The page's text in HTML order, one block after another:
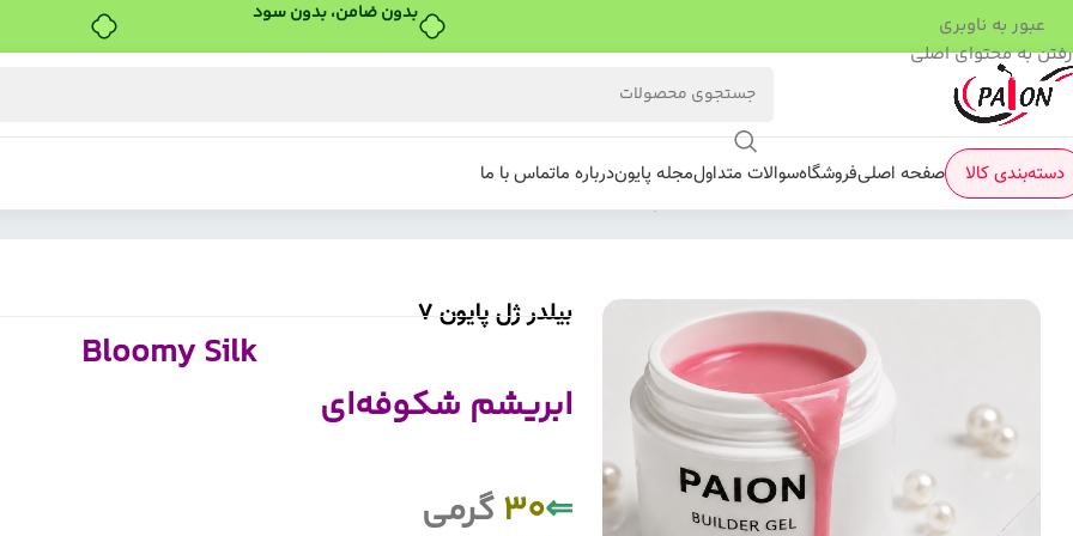
عبور به ناوبری
رفتن به محتوای اصلی
دسته‌بندی کالا صفحه اصلیفروشگاهسوالات متداولمجله پایوندرباره ماتماس با ما
فروشگاه /
بیلدر ژل پایون 7
Bloomy Silk
ابریشم شکوفه‌ای
⇐
30گرمی